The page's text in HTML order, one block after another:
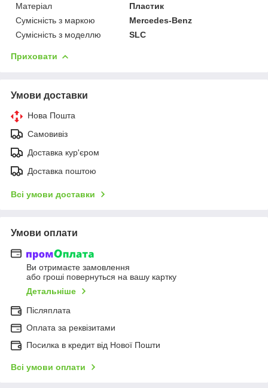
Матеріал
Пластик
Сумісність з маркою
Mercedes-Benz
Сумісність з моделлю
SLC
Приховати
Умови доставки
Нова Пошта
Самовивіз
Доставка кур'єром
Доставка поштою
Всі умови доставки
Умови оплати
Ви отримаєте замовлення
або гроші повернуться на вашу картку
Детальніше
Післяплата
Оплата за реквізитами
Посилка в кредит від Нової Пошти
Всі умови оплати